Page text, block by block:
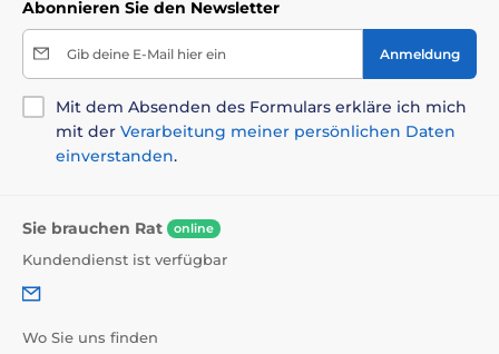
Abonnieren Sie den Newsletter
Gib deine E-Mail hier ein Anmeldung
Mit dem Absenden des Formulars erkläre ich mich
mit der Verarbeitung meiner persönlichen Daten
einverstanden.
Sie brauchen Rat online
Kundendienst ist verfügbar
Wo Sie uns finden